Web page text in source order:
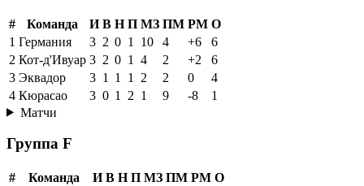
# Команда И В Н П МЗ ПМ РМ О
1 Германия 3 2 0 1 10 4 +6
6
2 Кот-д'Ивуар 3 2 0 1 4 2 +2
6
3 Эквадор 3 1 1 1 2 2 0
4
4 Кюрасао 3 0 1 2 1 9 -8
1
Матчи
Группа F
# Команда И В Н П МЗ ПМ РМ О